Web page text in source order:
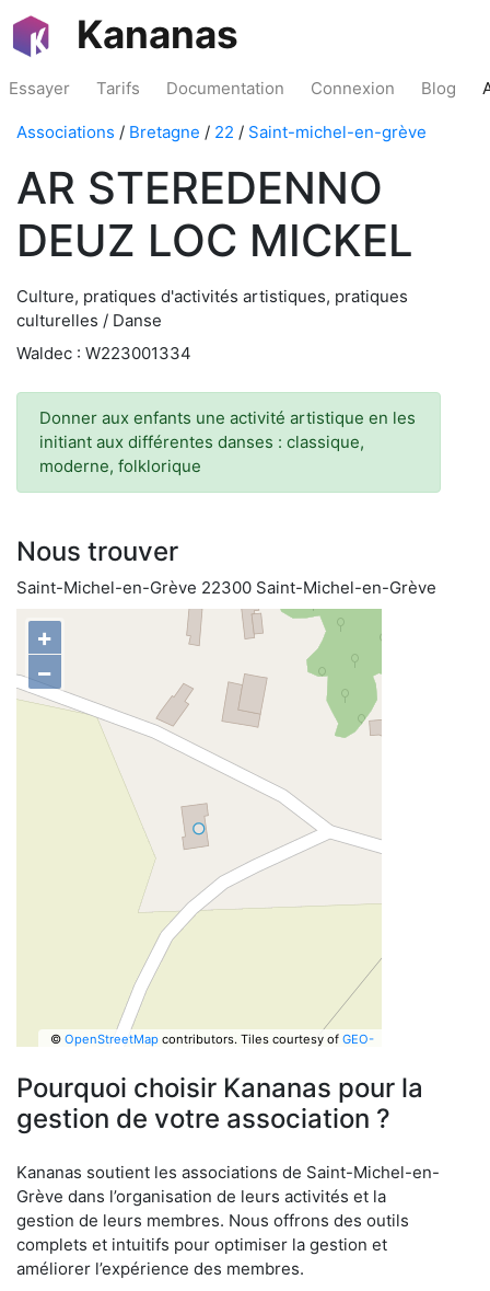
Kananas
Essayer Tarifs Documentation Connexion Blog
Associations / Bretagne / 22 / Saint-michel-en-grève
AR STEREDENNO
DEUZ LOC MICKEL
Culture, pratiques d'activités artistiques, pratiques
culturelles / Danse
Waldec : W223001334
Donner aux enfants une activité artistique en les
initiant aux différentes danses : classique,
moderne, folklorique
Nous trouver
Saint-Michel-en-Grève 22300 Saint-Michel-en-Grève
+
−
© OpenStreetMapcontributors. Tiles courtesy of GEO-
Pourquoi choisir Kananas pour la
gestion de votre association ?
Kananas soutient les associations de Saint-Michel-en-
Grève dans l’organisation de leurs activités et la
gestion de leurs membres. Nous offrons des outils
complets et intuitifs pour optimiser la gestion et
améliorer l’expérience des membres.